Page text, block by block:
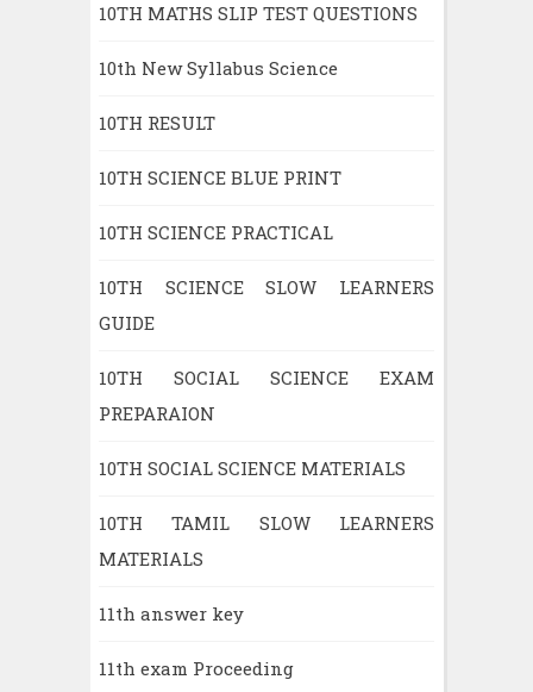
10TH MATHS SLIP TEST QUESTIONS
10th New Syllabus Science
10TH RESULT
10TH SCIENCE BLUE PRINT
10TH SCIENCE PRACTICAL
10TH SCIENCE SLOW LEARNERS
GUIDE
10TH SOCIAL SCIENCE EXAM
PREPARAION
10TH SOCIAL SCIENCE MATERIALS
10TH TAMIL SLOW LEARNERS
MATERIALS
11th answer key
11th exam Proceeding